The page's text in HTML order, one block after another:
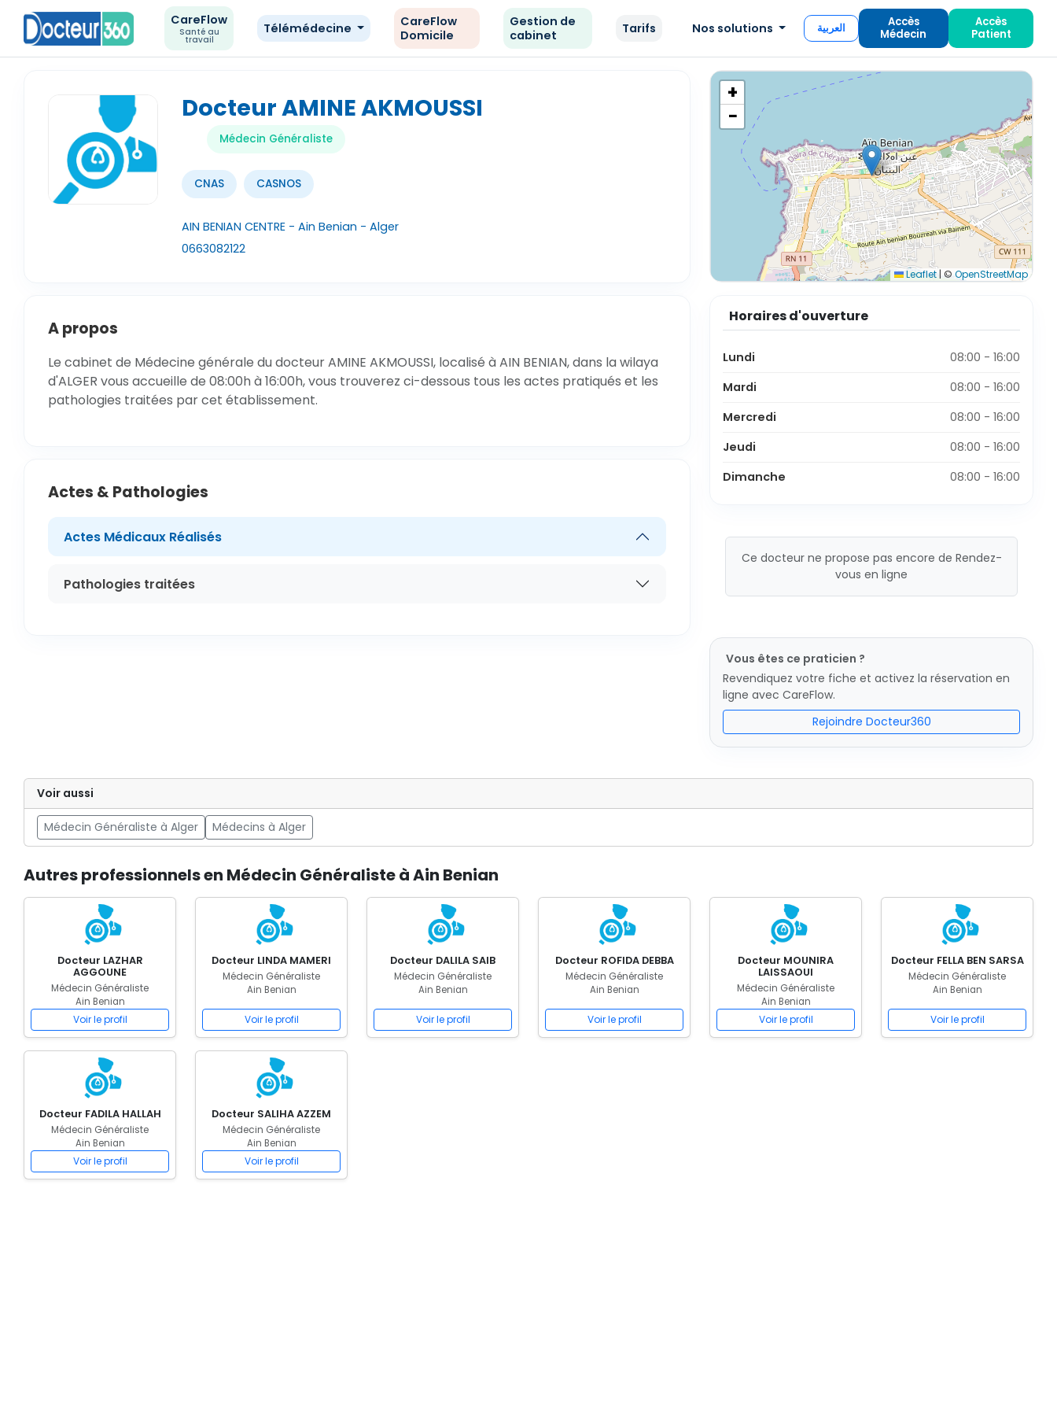
CareFlow
Santé au
travail
Télémédecine
CareFlow
Domicile
Gestion de
cabinet
Tarifs Nos solutions العربية
Accès
Médecin
Accès
Patient
Docteur AMINE AKMOUSSI
Médecin Généraliste
CNAS CASNOS
AIN BENIAN CENTRE - Ain Benian - Alger
0663082122
+
−
Leaflet| © OpenStreetMap
A propos
Le cabinet de Médecine générale du docteur AMINE AKMOUSSI, localisé à AIN BENIAN, dans la wilaya
d'ALGER vous accueille de 08:00h à 16:00h, vous trouverez ci-dessous tous les actes pratiqués et les
pathologies traitées par cet établissement.
Actes & Pathologies
Actes Médicaux Réalisés
Pathologies traitées
Horaires d'ouverture
Lundi
08:00 - 16:00
Mardi
08:00 - 16:00
Mercredi
08:00 - 16:00
Jeudi
08:00 - 16:00
Dimanche
08:00 - 16:00
Ce docteur ne propose pas encore de Rendez-
vous en ligne
Vous êtes ce praticien ?
Revendiquez votre fiche et activez la réservation en
ligne avec CareFlow.
Rejoindre Docteur360
Voir aussi
Médecin Généraliste à Alger Médecins à Alger
Autres professionnels en Médecin Généraliste à Ain Benian
Docteur LAZHAR
AGGOUNE
Médecin Généraliste
Ain Benian
Voir le profil
Docteur LINDA MAMERI
Médecin Généraliste
Ain Benian
Voir le profil
Docteur DALILA SAIB
Médecin Généraliste
Ain Benian
Voir le profil
Docteur ROFIDA DEBBA
Médecin Généraliste
Ain Benian
Voir le profil
Docteur MOUNIRA
LAISSAOUI
Médecin Généraliste
Ain Benian
Voir le profil
Docteur FELLA BEN SARSA
Médecin Généraliste
Ain Benian
Voir le profil
Docteur FADILA HALLAH
Médecin Généraliste
Ain Benian
Voir le profil
Docteur SALIHA AZZEM
Médecin Généraliste
Ain Benian
Voir le profil